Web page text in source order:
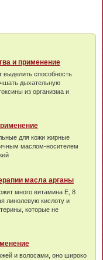
и применение
способность
дыхательную
из организма и
для кожи жирные
маслом-носителем
масла арганы
много витамина Е, 8
линолевую кислоту и
которые не
и волосами, оно широко